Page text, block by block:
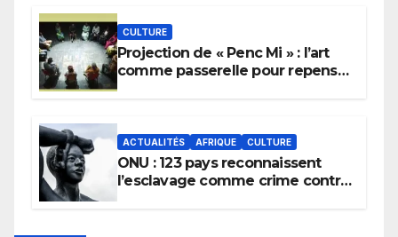
CULTURE
Projection de « Penc Mi » : l’art
comme passerelle pour repenser
ACTUALITÉS AFRIQUE CULTURE
ONU : 123 pays reconnaissent
l’esclavage comme crime contre